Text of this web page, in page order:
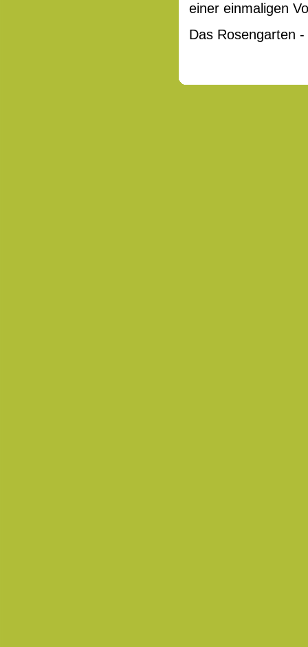
einer einmaligen
Das Rosengarten